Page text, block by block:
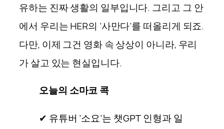
유하는 진짜 생활의 일부입니다. 그리고 그 안
에서 우리는 HER의 ‘사만다’를 떠올리게 되죠.
다만, 이제 그건 영화 속 상상이 아니라, 우리
가 살고 있는 현실입니다.
오늘의 소마코 콕
✔ 유튜버 ‘소요’는 챗GPT 인형과 일